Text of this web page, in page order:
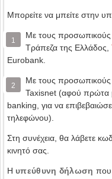
Μπορείτε να μπείτε στην
1
Με τoυς προσωπικούς
Τράπεζα της Ελλάδος,
Eurobank.
2
Με τους
Taxisnet (αφού πρώτα
banking, για να
τηλεφώνου).
Στη συνέχεια, θα λάβετε
κινητό σας.
Η υπεύθυνη δήλωση που